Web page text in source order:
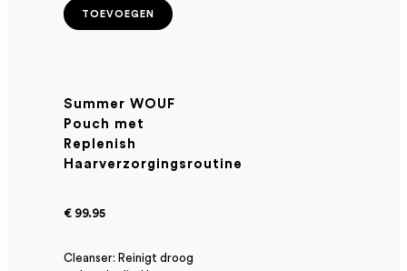
TOEVOEGEN
Summer WOUF
Pouch met
Replenish
Haarverzorgingsroutine
€ 99.95
Cleanser: Reinigt droog